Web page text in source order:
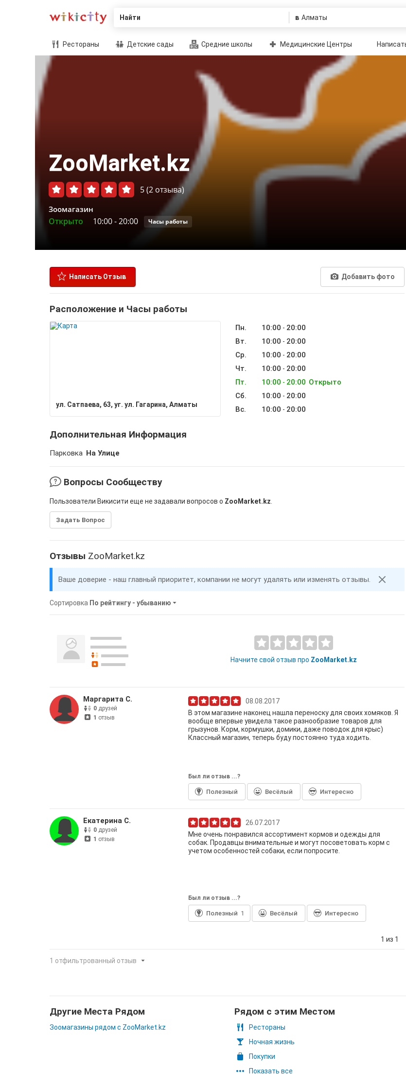
Найти в
Рестораны Детские сады Средние школы Медицинские Центры
ZooMarket.kz
5(2 отзыва)
Зоомагазин
Открыто 10:00-20:00 Часы работы
Написать Отзыв Добавить фото
Расположение и Часы работы
ул. Сатпаева, 63, уг. ул. Гагарина, Алматы
Пн. 10:00 - 20:00
Вт.
10:00 - 20:00
Ср.
10:00 - 20:00
Чт.
10:00 - 20:00
Пт.
10:00 - 20:00 Открыто
Сб.
10:00 - 20:00
Вс.
10:00 - 20:00
Дополнительная Информация
Парковка На Улице
Вопросы Сообществу
Пользователи Викисити еще не задавали вопросов о ZooMarket.kz
Задать Вопрос
Отзывы ZooMarket.kz
Ваше доверие - наш главный приоритет, компании не могут удалять или изменять отзывы.
Сортировка По рейтингу - убыванию
Начните свой отзыв про ZooMarket.kz
Маргарита С.
0 друзей
1 отзыв
08.08.2017
В этом магазине наконец нашла переноску для своих хомяков. Я
вообще впервые увидела такое разнообразие товаров для
грызунов. Корм, кормушки, домики, даже поводок для крыс)
Классный магазин, теперь буду постоянно туда ходить.
Был ли отзыв ...?
Полезный Весёлый Интересно
Екатерина С.
0 друзей
1 отзыв
26.07.2017
Мне очень понравился ассортимент кормов и одежды для
собак. Продавцы внимательные и могут посоветовать корм с
учетом особенностей собаки, если попросите.
Был ли отзыв ...?
Полезный 1 Весёлый Интересно
1 из 1
1 отфильтрованный отзыв
Другие Места Рядом
Зоомагазины рядом с ZooMarket.kz
Рядом с этим Местом
Рестораны
Ночная жизнь
Покупки
Показать все